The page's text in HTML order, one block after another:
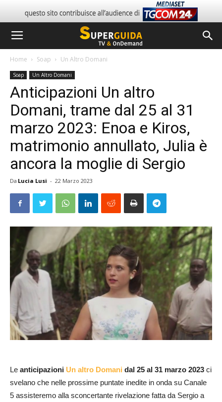
Home Soap Un Altro Domani
Soap Un Altro Domani
Anticipazioni Un altro
Domani, trame dal 25 al 31
marzo 2023: Enoa e Kiros,
matrimonio annullato, Julia è
ancora la moglie di Sergio
Da Lucia Lusi - 22 Marzo 2023
Le anticipazioni Un altro Domani dal 25 al 31 marzo 2023 ci
svelano che nelle prossime puntate inedite in onda su Canale
5 assisteremo alla sconcertante rivelazione fatta da Sergio a